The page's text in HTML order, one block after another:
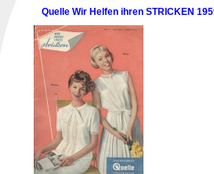
Quelle Wir Helfen ihren STRICKEN